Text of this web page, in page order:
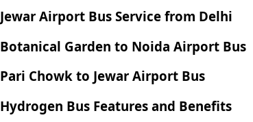
Jewar Airport Bus Service from Delhi
Botanical Garden to Noida Airport Bus
Pari Chowk to Jewar Airport Bus
Hydrogen Bus Features and Benefits